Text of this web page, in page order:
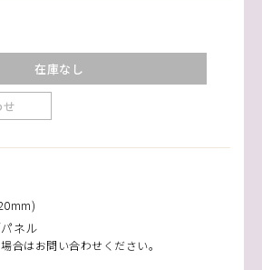
在庫なし
ネル
合はお問い合わせください。